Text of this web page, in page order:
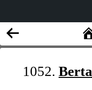
1052. Berta